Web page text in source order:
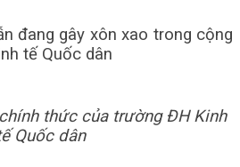
đang gây xôn xao trong cộng
tế Quốc dân
thức của trường ĐH Kinh
Quốc dân